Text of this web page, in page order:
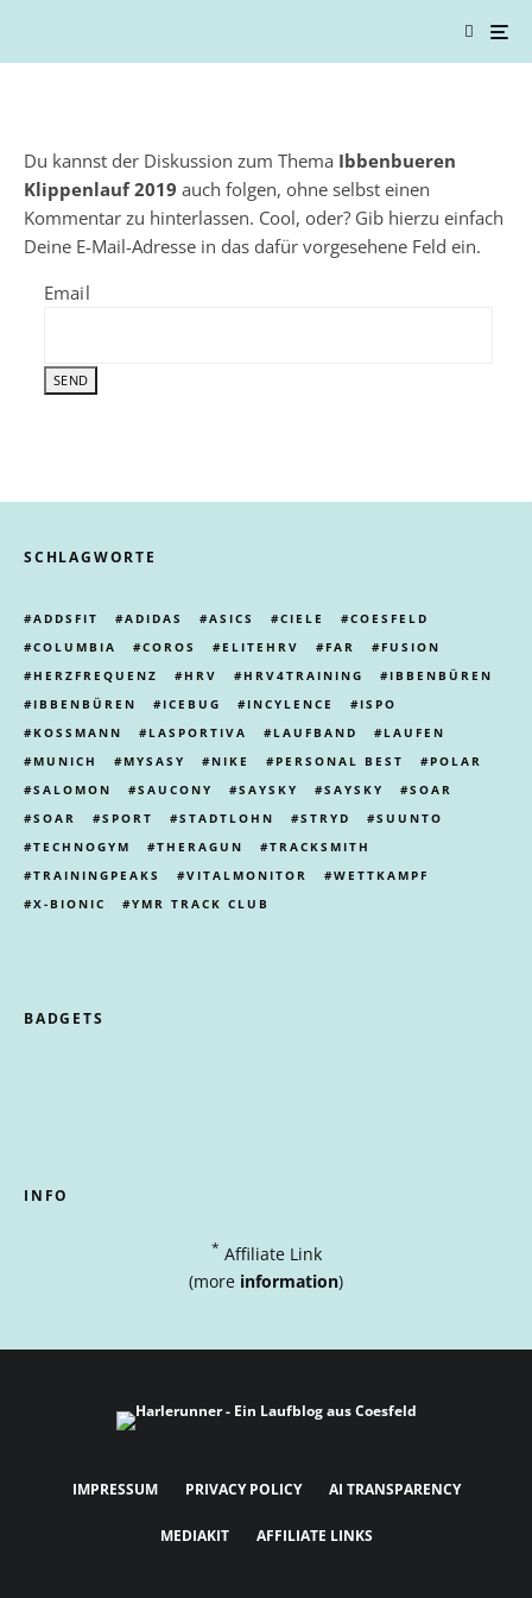
Du kannst der Diskussion zum Thema Ibbenbueren
Klippenlauf 2019 auch folgen, ohne selbst einen
Kommentar zu hinterlassen. Cool, oder? Gib hierzu einfach
Deine E-Mail-Adresse in das dafür vorgesehene Feld ein.
Email
SCHLAGWORTE
ADDSFIT ADIDAS ASICS CIELE
COESFELD
COLUMBIA
COROS ELITEHRV FAR
FUSION
HERZFREQUENZ
HRV HRV4TRAINING
IBBENBÜREN
IBBENBÜREN
ICEBUG INCYLENCE
ISPO
KOSSMANN
LASPORTIVA LAUFBAND
LAUFEN
MUNICH
MYSASY NIKE PERSONAL BEST
POLAR
SALOMON
SAUCONY SAYSKY SAYSKY
SOAR
SOAR
SPORT STADTLOHN STRYD
SUUNTO
TECHNOGYM
THERAGUN
TRACKSMITH
TRAININGPEAKS
VITALMONITOR
WETTKAMPF
X-BIONIC
YMR TRACK CLUB
BADGETS
INFO
* Affiliate Link
(more information)
IMPRESSUM PRIVACY POLICY AI TRANSPARENCY
MEDIAKIT AFFILIATE LINKS